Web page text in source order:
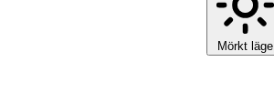
Mörkt läge